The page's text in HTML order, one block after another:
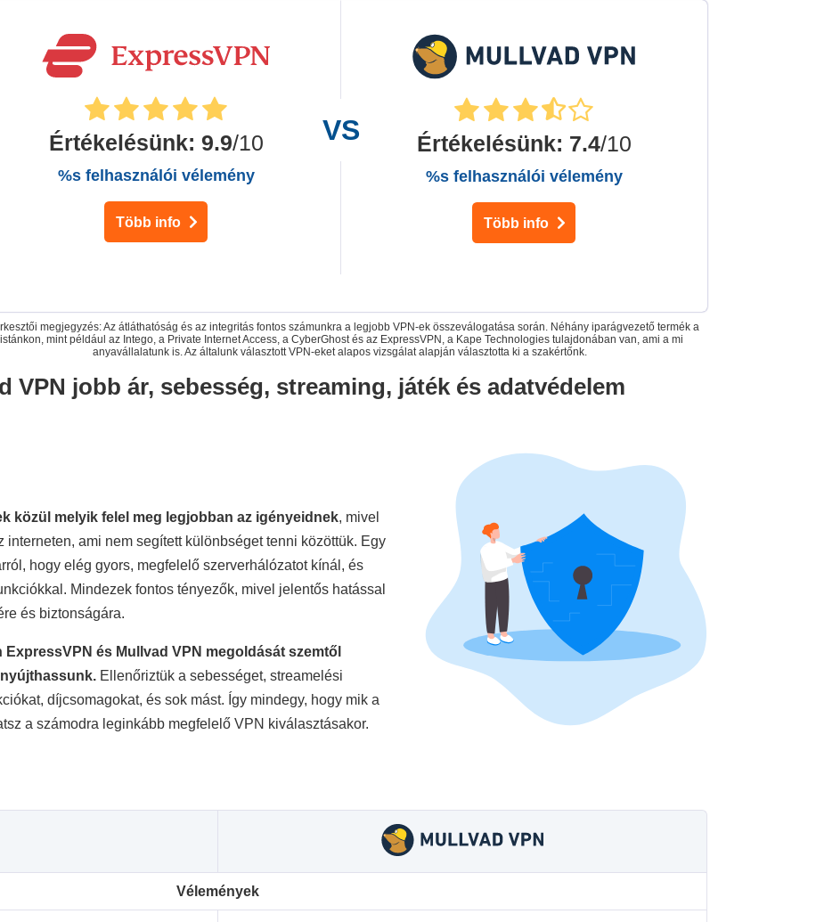
Értékelésünk: 9.9/10
%s felhasználói vélemény
Több info
Értékelésünk: 7.4/10
%s felhasználói vélemény
Több info
megjegyzés: Az átláthatóság és az integritás fontos számunkra a legjobb VPN-ek összeválogatása során. Néhány iparágvezető termék a
listánkon, mint például az Intego, a Private Internet Access, a CyberGhost és az ExpressVPN, a Kape Technologies tulajdonában van, ami a mi
anyavállalatunk is. Az általunk választott VPN-eket alapos vizsgálat alapján választotta ki a szakértőnk.
VPN jobb ár, sebesség, streaming, játék és adatvédelem
közül melyik felel meg legjobban az igényeidnek, mivel
ami nem segített különbséget tenni közöttük. Egy
hogy elég gyors, megfelelő szerverhálózatot kínál, és
Mindezek fontos tényezők, mivel jelentős hatással
és biztonságára.
és Mullvad VPN megoldását szemtől
Ellenőriztük a sebességet, streamelési
díjcsomagokat, és sok mást. Így mindegy, hogy mik a
a számodra leginkább megfelelő VPN kiválasztásakor.
Vélemények